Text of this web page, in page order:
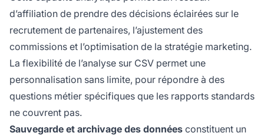
d’affiliation de prendre des décisions éclairées sur le
recrutement de partenaires, l’ajustement des
commissions et l’optimisation de la stratégie marketing.
La flexibilité de l’analyse sur CSV permet une
personnalisation sans limite, pour répondre à des
questions métier spécifiques que les rapports standards
ne couvrent pas.
Sauvegarde et archivage des données constituent un